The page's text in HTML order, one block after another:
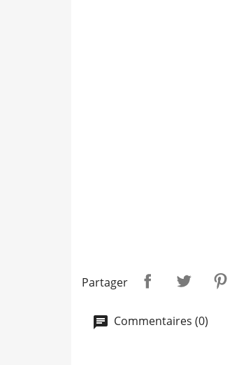
Partager
Commentaires (0)